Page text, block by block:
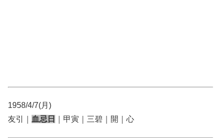
1958/4/7(月)
友引｜
血忌日 ｜甲寅｜三碧｜開｜心